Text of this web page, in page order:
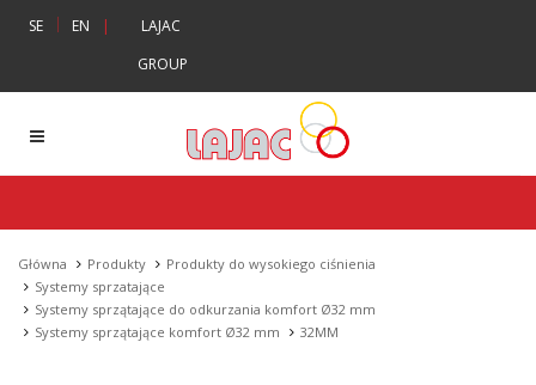
SE | EN |
LAJAC
GROUP
Główna Produkty
Produkty do wysokiego ciśnienia
Systemy sprzatające
Systemy sprzątające do odkurzania komfort Ø32 mm
Systemy sprzątające komfort Ø32 mm
32MM